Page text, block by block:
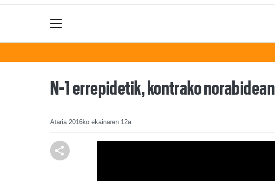
N-1 errepidetik, kontrako norabidean
Ataria 2016ko ekainaren 12a